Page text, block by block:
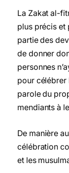
La Zakat al-
plus précis et
partie des
de donner
personnes
pour célébrer
parole du
mendiants à
De manière
célébration
et les